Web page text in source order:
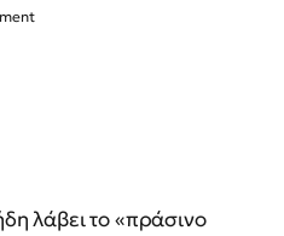
λάβει το «πράσινο